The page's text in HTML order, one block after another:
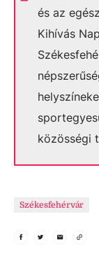
és az
Kihívás
közösségi
Székesfehérvár